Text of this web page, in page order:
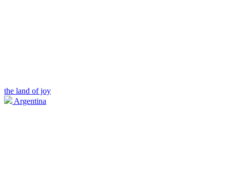
the land of joy
Argentina